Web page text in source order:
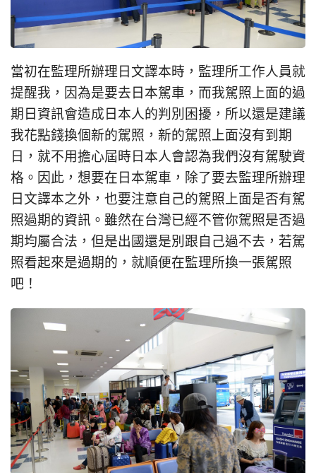
當初在監理所辦理日文譯本時，監理所工作人員就
提醒我，因為是要去日本駕車，而我駕照上面的過
期日資訊會造成日本人的判別困擾，所以還是建議
我花點錢換個新的駕照，新的駕照上面沒有到期
日，就不用擔心屆時日本人會認為我們沒有駕駛資
格。因此，想要在日本駕車，除了要去監理所辦理
日文譯本之外，也要注意自己的駕照上面是否有駕
照過期的資訊。雖然在台灣已經不管你駕照是否過
期均屬合法，但是出國還是別跟自己過不去，若駕
照看起來是過期的，就順便在監理所換一張駕照
吧！